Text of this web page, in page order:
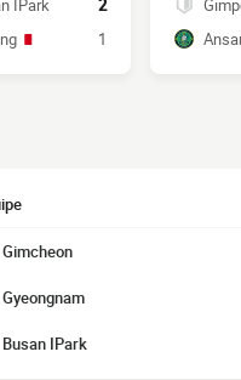
IPark
2
1
Gimcheon
Gyeongnam
Busan IPark